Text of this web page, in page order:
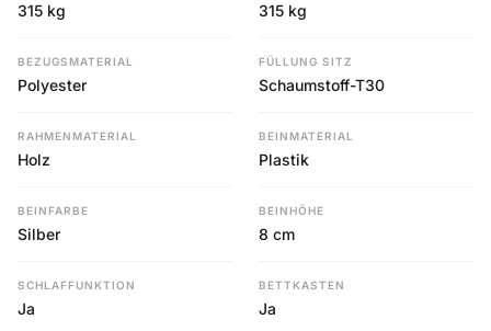
315 kg 315 kg
BEZUGSMATERIAL
Polyester
FÜLLUNG SITZ
Schaumstoff-T30
RAHMENMATERIAL
Holz
BEINMATERIAL
Plastik
BEINFARBE
Silber
BEINHÖHE
8 cm
SCHLAFFUNKTION
Ja
BETTKASTEN
Ja